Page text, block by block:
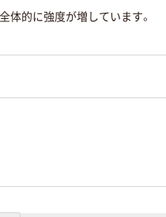
体的に強度が増しています。